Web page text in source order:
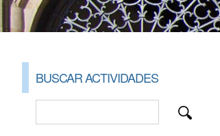
BUSCAR ACTIVIDADES